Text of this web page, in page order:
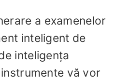
a examenelor
inteligent de
inteligența
vă vor